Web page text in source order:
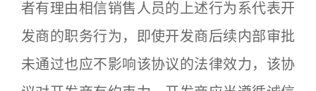
者有理由相信销售人员的上述行为系代表开
发商的职务行为，即使开发商后续内部审批
未通过也应不影响该协议的法律效力，该协